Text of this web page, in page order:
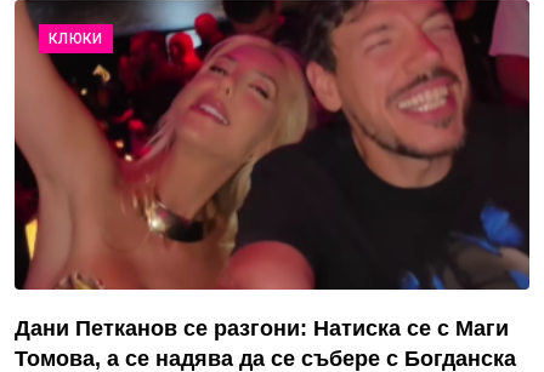
КЛЮКИ
Дани Петканов се разгони: Натиска се с Маги
Томова, а се надява да се събере с Богданска